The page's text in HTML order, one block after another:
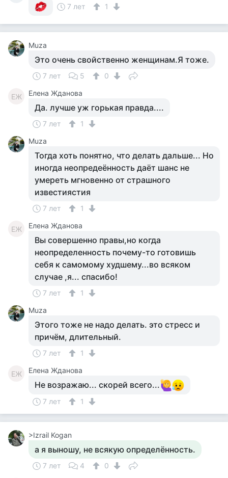
7 лет
1
Muza
Это очень свойственно женщинам.Я тоже.
7 лет 5 0
ЕЖ Елена Жданова
Да. лучше уж горькая правда....
7 лет
1
Muza
Тогда хоть понятно, что делать дальше... Но
иногда неопредеённость даёт шанс не
умереть мгновенно от страшного
известиястия
7 лет 1
ЕЖ Елена Жданова
Вы совершенно правы,но когда
неопределенность почему-то готовишь
себя к самомому худшему...во всяком
случае ,я... спасибо!
7 лет
1
Muza
Этого тоже не надо делать. это стресс и
причём, длительный.
7 лет 1
ЕЖ Елена Жданова
Не возражаю... скорей всего...
7 лет 1
>Izrail Kogan
а я выношу, не всякую определённость.
7 лет 4 0